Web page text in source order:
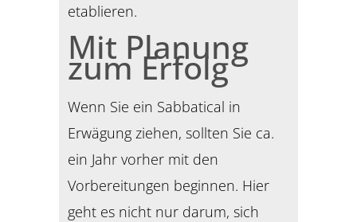
etablieren.
Mit Planung
zum Erfolg
Wenn Sie ein Sabbatical in
Erwägung ziehen, sollten Sie ca.
ein Jahr vorher mit den
Vorbereitungen beginnen. Hier
geht es nicht nur darum, sich